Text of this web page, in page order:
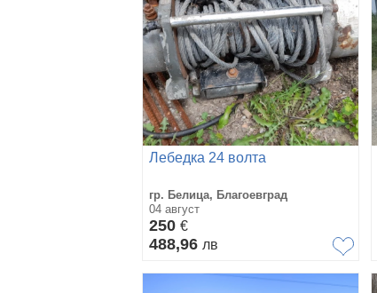
Лебедка 24 волта
гр. Белица, Благоевград
04 август
250 €
488,96 лв